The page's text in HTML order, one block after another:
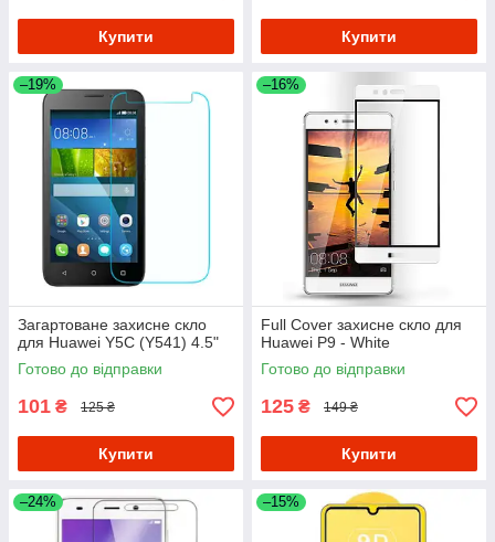
Купити Купити
–19%
Загартоване захисне скло
для Huawei Y5C (Y541) 4.5"
Готово до відправки
101 ₴ 125 ₴
Купити
–16%
Full Cover захисне скло для
Huawei P9 - White
Готово до відправки
125 ₴ 149 ₴
Купити
–24% –15%